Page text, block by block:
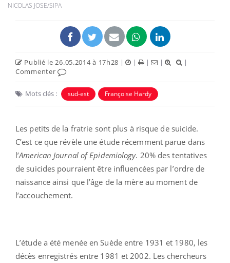
NICOLAS JOSE/SIPA
Publié le 26.05.2014 à 17h28 | | | |
|
Commenter
Mots clés : sud-est Françoise Hardy
Les petits de la fratrie sont plus à risque de suicide.
C’est ce que révèle une étude récemment parue dans
l’American Journal of Epidemiology. 20% des tentatives
de suicides pourraient être influencées par l’ordre de
naissance ainsi que l’âge de la mère au moment de
l’accouchement.
L’étude a été menée en Suède entre 1931 et 1980, les
décès enregistrés entre 1981 et 2002. Les chercheurs